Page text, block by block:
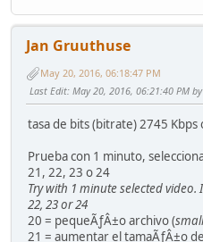
Jan Gruuthuse
May 20, 2016, 06:18:47 PM
Last Edit: May 20, 2016, 06:21:40 PM
tasa de bits (bitrate) 2745
Prueba con 1 minuto,
21, 22, 23 o 24
Try with 1 minute selected video.
22, 23 or 24
20 = pequeÃƒÂ±o archivo (
21 = aumentar el tamaÃƒÂ±o